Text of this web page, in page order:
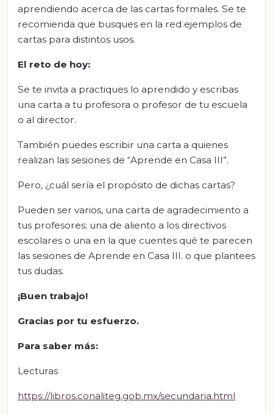
aprendiendo acerca de las cartas formales. Se te
recomienda que busques en la red ejemplos de
cartas para distintos usos.
El reto de hoy:
Se te invita a practiques lo aprendido y escribas
una carta a tu profesora o profesor de tu escuela
o al director.
También puedes escribir una carta a quienes
realizan las sesiones de “Aprende en Casa III”.
Pero, ¿cuál sería el propósito de dichas cartas?
Pueden ser varios, una carta de agradecimiento a
tus profesores; una de aliento a los directivos
escolares o una en la que cuentes qué te parecen
las sesiones de Aprende en Casa III. o que plantees
tus dudas.
¡Buen trabajo!
Gracias por tu esfuerzo.
Para saber más:
Lecturas
https://libros.conaliteg.gob.mx/secundaria.html